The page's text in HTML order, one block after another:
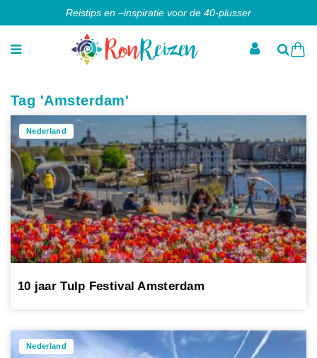
Reistips en –inspiratie voor de 40-plusser
Tag 'Amsterdam'
Nederland
10 jaar Tulp Festival Amsterdam
Nederland